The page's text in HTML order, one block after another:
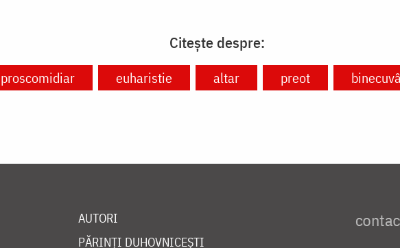
Citește despre:
proscomidiar euharistie altar preot
AUTORI
PĂRINȚI DUHOVNICEȘTI